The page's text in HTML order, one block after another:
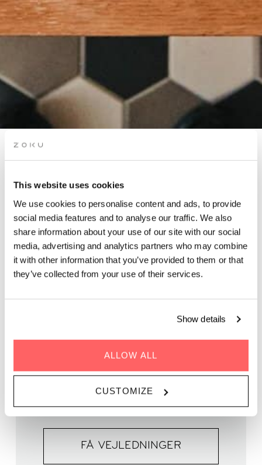
This website uses cookies
We use cookies to personalise content and ads, to provide
social media features and to analyse our traffic. We also
share information about your use of our site with our social
media, advertising and analytics partners who may combine
it with other information that you’ve provided to them or that
they’ve collected from your use of their services.
Show details
ALLOW ALL
CUSTOMIZE
PÅSKEBRUNCH
Leder du efter et velsmagende æggeskab denne påske? Kom
forbi vores tagrestaurant for en ferieoplevelse!
HVOR | Zoku Copenhagen
PRICE | TBD
BOOK ET BORD
FÅ VEJLEDNINGER